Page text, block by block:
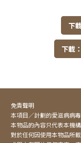
下
下載
免責聲明
本項目／計劃的愛滋病病
本物品的內容只代表本機
對於任何因使用本物品所